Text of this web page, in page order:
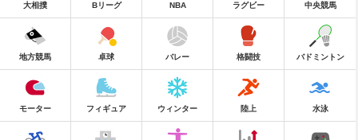
大相撲 Bリーグ NBA ラグビー 中央競馬
地方競馬 卓球 バレー 格闘技 バドミントン
モーター フィギュア ウィンター 陸上 水泳